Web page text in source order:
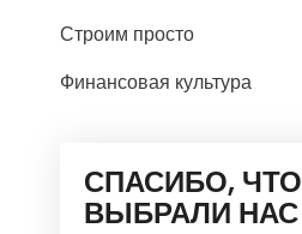
Строим просто
Финансовая культура
СПАСИБО, ЧТО
ВЫБРАЛИ НАС